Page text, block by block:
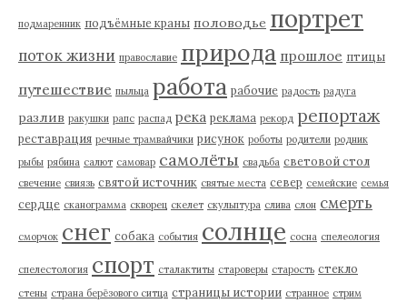
подмаренник подъёмные краны половодье портрет
поток жизни православие природа прошлое птицы
путешествие пыльца работа рабочие радость радуга
разлив ракушки рапс распад река реклама рекорд репортаж
реставрация речные трамвайчики рисунок роботы родители родник
рыбы рябина салют самовар самолёты свадьба световой стол
свечение свиязь святой источник святые места север семейские семья
сердце сканограмма скворец скелет скульптура слива слон смерть
сморчок снег собака события солнце сосна спелеология
спелестология спорт сталактиты староверы старость стекло
стены страна берёзового ситца страницы истории странное стрим